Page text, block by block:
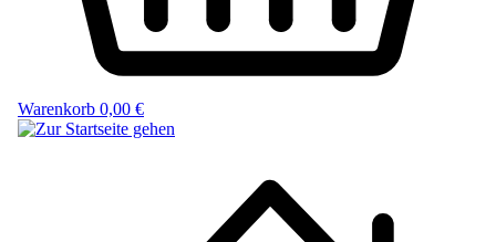
Warenkorb 0,00 €